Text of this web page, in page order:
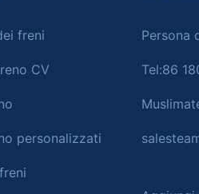
freni
CV
personalizzati
Persona
Tel:86